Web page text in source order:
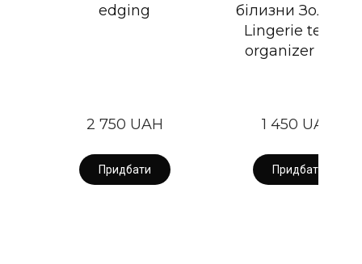
edging
2 750 UAH
Придбати
білизни Золото /
Lingerie textile
organizer Gold
1 450 UAH
Придбати